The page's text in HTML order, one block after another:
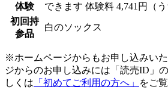
体験
できます 体験料 4,741円（
初回持
参品
白のソックス
※ホームページからもお申し込みい
ジからのお申し込みには「読売ID」
しくは 「初めてご利用の方へ」 をご